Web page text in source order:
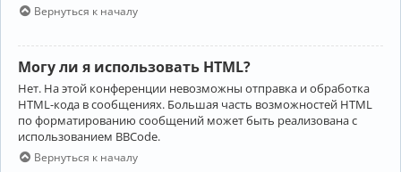
Вернуться к началу
Могу ли я использовать HTML?
Нет. На этой конференции невозможны отправка и обработка
HTML-кода в сообщениях. Большая часть возможностей HTML
по форматированию сообщений может быть реализована с
использованием BBCode.
Вернуться к началу